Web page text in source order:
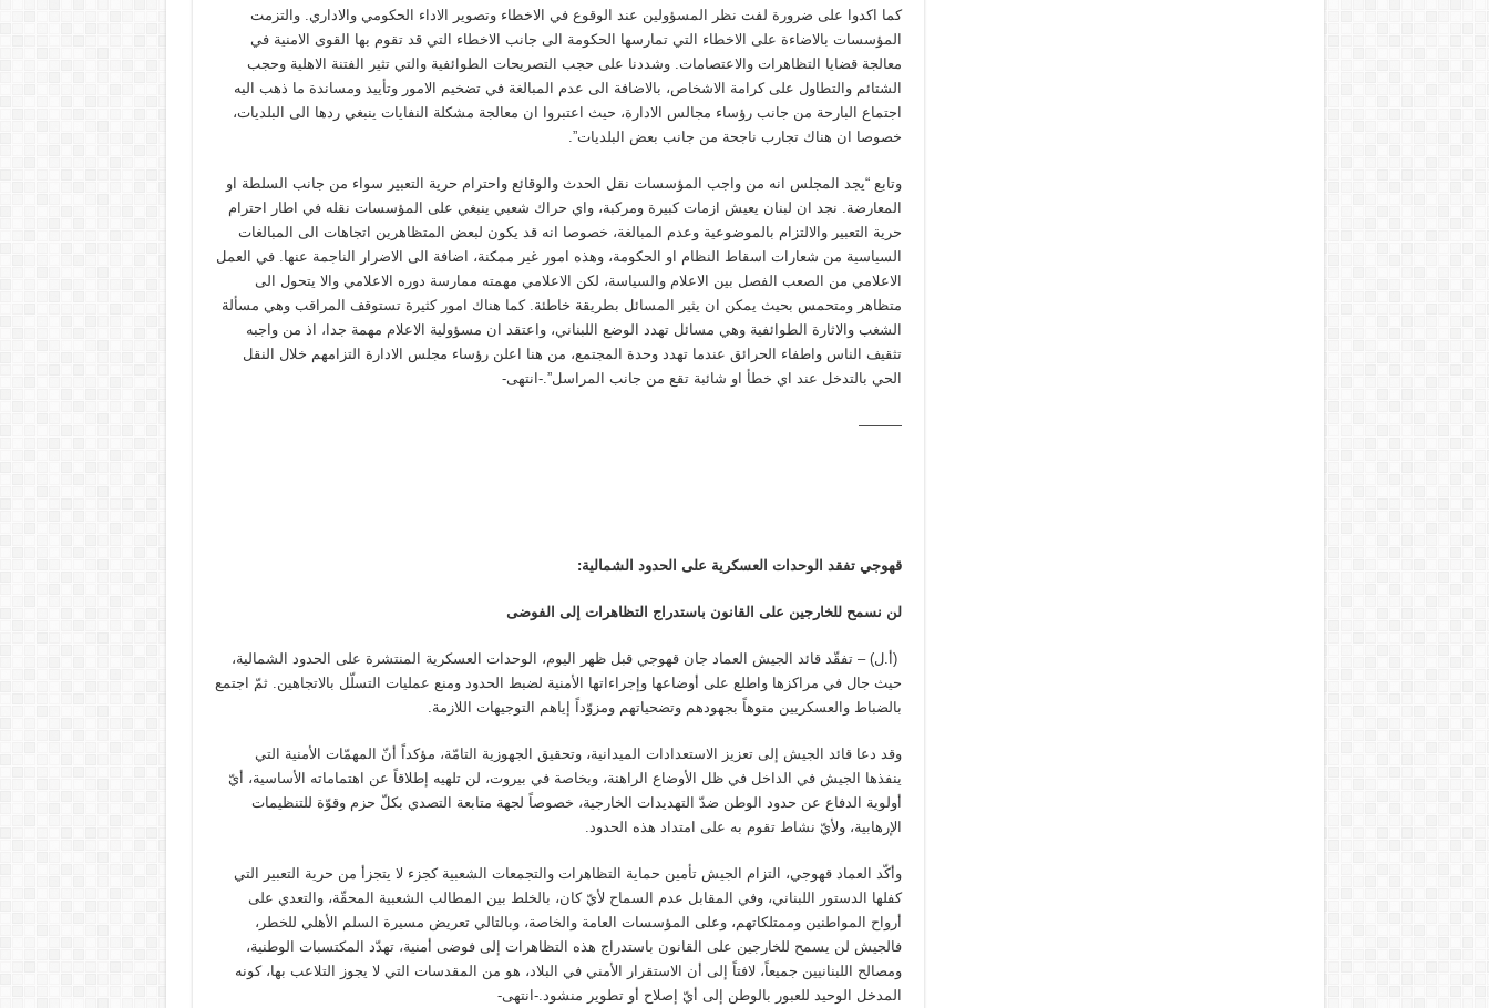
كما اكدوا على ضرورة لفت نظر المسؤولين عند الوقوع في الاخطاء وتصوير الاداء الحكومي والاداري. والتزمت
المؤسسات بالاضاءة على الاخطاء التي تمارسها الحكومة الى جانب الاخطاء التي قد تقوم بها القوى الامنية في
معالجة قضايا التظاهرات والاعتصامات. وشددنا على حجب التصريحات الطوائفية والتي تثير الفتنة الاهلية وحجب
الشتائم والتطاول على كرامة الاشخاص، بالاضافة الى عدم المبالغة في تضخيم الامور وتأييد ومساندة ما ذهب اليه
اجتماع البارحة من جانب رؤساء مجالس الادارة، حيث اعتبروا ان معالجة مشكلة النفايات ينبغي ردها الى البلديات،
خصوصا ان هناك تجارب ناجحة من جانب بعض البلديات”.
وتابع “يجد المجلس انه من واجب المؤسسات نقل الحدث والوقائع واحترام حرية التعبير سواء من جانب السلطة او
المعارضة. نجد ان لبنان يعيش ازمات كبيرة ومركبة، واي حراك شعبي ينبغي على المؤسسات نقله في اطار احترام
حرية التعبير والالتزام بالموضوعية وعدم المبالغة، خصوصا انه قد يكون لبعض المتظاهرين اتجاهات الى المبالغات
السياسية من شعارات اسقاط النظام او الحكومة، وهذه امور غير ممكنة، اضافة الى الاضرار الناجمة عنها. في العمل
الاعلامي من الصعب الفصل بين الاعلام والسياسة، لكن الاعلامي مهمته ممارسة دوره الاعلامي والا يتحول الى
متظاهر ومتحمس بحيث يمكن ان يثير المسائل بطريقة خاطئة. كما هناك امور كثيرة تستوقف المراقب وهي مسألة
الشغب والاثارة الطوائفية وهي مسائل تهدد الوضع اللبناني، واعتقد ان مسؤولية الاعلام مهمة جدا، اذ من واجبه
تثقيف الناس واطفاء الحرائق عندما تهدد وحدة المجتمع، من هنا اعلن رؤساء مجلس الادارة التزامهم خلال النقل
الحي بالتدخل عند اي خطأ او شائبة تقع من جانب المراسل”.-انتهى-
———
قهوجي تفقد الوحدات العسكرية على الحدود الشمالية:
لن نسمح للخارجين على القانون باستدراج التظاهرات إلى الفوضى
(أ.ل) – تفقّد قائد الجيش العماد جان قهوجي قبل ظهر اليوم، الوحدات العسكرية المنتشرة على الحدود الشمالية،
حيث جال في مراكزها واطلع على أوضاعها وإجراءاتها الأمنية لضبط الحدود ومنع عمليات التسلّل بالاتجاهين. ثمّ اجتمع
بالضباط والعسكريين منوهاً بجهودهم وتضحياتهم ومزوّداً إياهم التوجيهات اللازمة.
وقد دعا قائد الجيش إلى تعزيز الاستعدادات الميدانية، وتحقيق الجهوزية التامّة، مؤكداً أنّ المهمّات الأمنية التي
ينفذها الجيش في الداخل في ظل الأوضاع الراهنة، وبخاصة في بيروت، لن تلهيه إطلاقاً عن اهتماماته الأساسية، أيّ
أولوية الدفاع عن حدود الوطن ضدّ التهديدات الخارجية، خصوصاً لجهة متابعة التصدي بكلّ حزم وقوّة للتنظيمات
الإرهابية، ولأيّ نشاط تقوم به على امتداد هذه الحدود.
وأكّد العماد قهوجي، التزام الجيش تأمين حماية التظاهرات والتجمعات الشعبية كجزء لا يتجزأ من حرية التعبير التي
كفلها الدستور اللبناني، وفي المقابل عدم السماح لأيّ كان، بالخلط بين المطالب الشعبية المحقّة، والتعدي على
أرواح المواطنين وممتلكاتهم، وعلى المؤسسات العامة والخاصة، وبالتالي تعريض مسيرة السلم الأهلي للخطر،
فالجيش لن يسمح للخارجين على القانون باستدراج هذه التظاهرات إلى فوضى أمنية، تهدّد المكتسبات الوطنية،
ومصالح اللبنانيين جميعاً، لافتاً إلى أن الاستقرار الأمني في البلاد، هو من المقدسات التي لا يجوز التلاعب بها، كونه
المدخل الوحيد للعبور بالوطن إلى أيّ إصلاح أو تطوير منشود.-انتهى-